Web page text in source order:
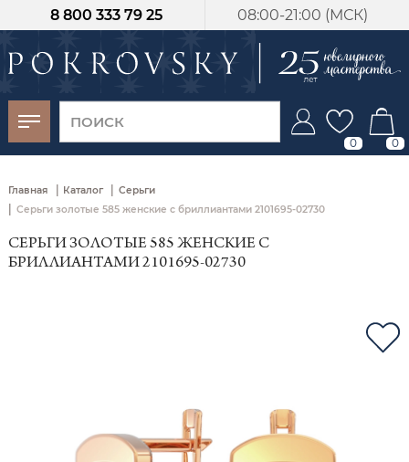
08:00-21:00 (МСК)
8 800 333 79 25
0 0
Главная | Каталог | Серьги
| Серьги золотые 585 женские с бриллиантами 2101695-02730
СЕРЬГИ ЗОЛОТЫЕ 585 ЖЕНСКИЕ С
БРИЛЛИАНТАМИ 2101695-02730
-30%
от 15 дней с
момента оплаты